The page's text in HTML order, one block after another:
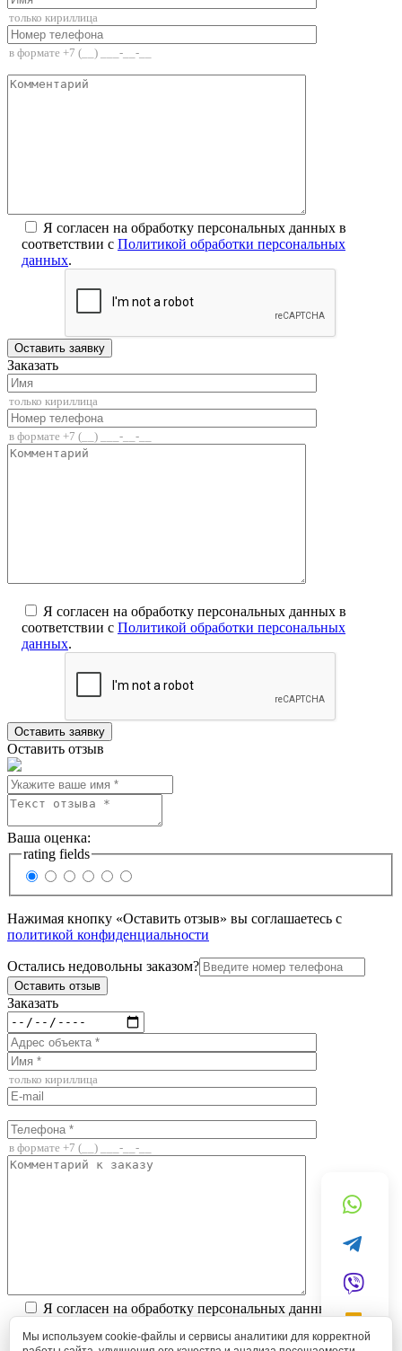
Я согласен на обработку персональных данных в
соответствии с Политикой обработки персональных
данных.
Заказать
Я согласен на обработку персональных данных в
соответствии с Политикой обработки персональных
данных.
Оставить отзыв
Ваша оценка:
rating fields
Нажимая кнопку «Оставить отзыв» вы соглашаетесь с
политикой конфиденциальности
Остались недовольны заказом?
Заказать
Я согласен на обработку персональных данных в
данных.
Мы используем cookie-файлы и сервисы аналитики для корректной